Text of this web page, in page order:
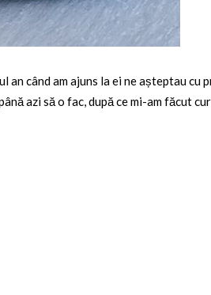
an când am ajuns la ei ne așteptau
azi să o fac, după ce mi-am făcut